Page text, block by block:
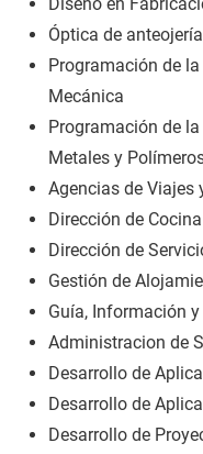
Óptica de
Programación de
Mecánica
Programación de
Metales y
Agencias de Viajes
Dirección de Cocina
Dirección de
Gestión de
Guía, Información
Administracion de
Desarrollo de
Desarrollo de
Desarrollo de